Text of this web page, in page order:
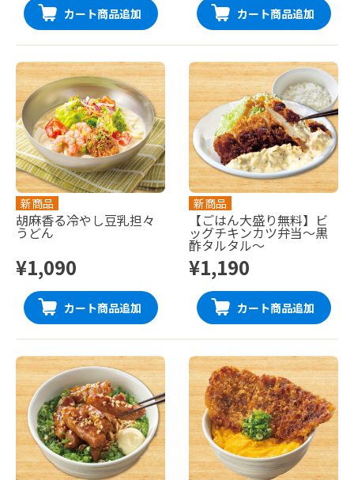
カート商品追加 カート商品追加
新商品
胡麻香る冷やし豆乳担々
うどん
¥1,090
カート商品追加
新商品
【ごはん大盛り無料】ビ
ッグチキンカツ弁当〜黒
酢タルタル〜
¥1,190
カート商品追加